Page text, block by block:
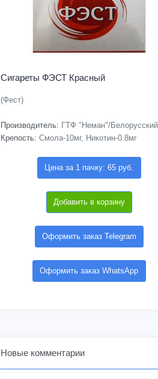
Сигареты ФЭСТ Красный
(Фест)
Производитель: ГТФ "Неман"/Белорусский
Крепость: Смола-10мг, Никотин-0.8мг
Цена за 1 пачку: 65 руб.
Добавить в корзину
Оформить заказ Telegram
Оформить заказ WhatsApp
Новые комментарии